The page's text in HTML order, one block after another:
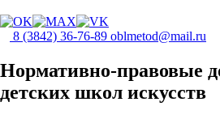
8 (3842) 36-76-89 oblmetod@mail.ru
Нормативно-правовые
детских школ искусств